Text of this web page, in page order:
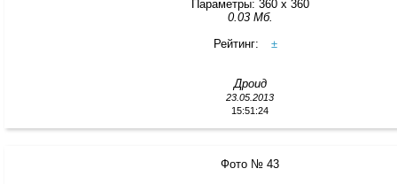
Параметры: 360 x 360
0.03 Мб.
Рейтинг:
±
Дроид
23.05.2013
15:51:24
Фото № 43